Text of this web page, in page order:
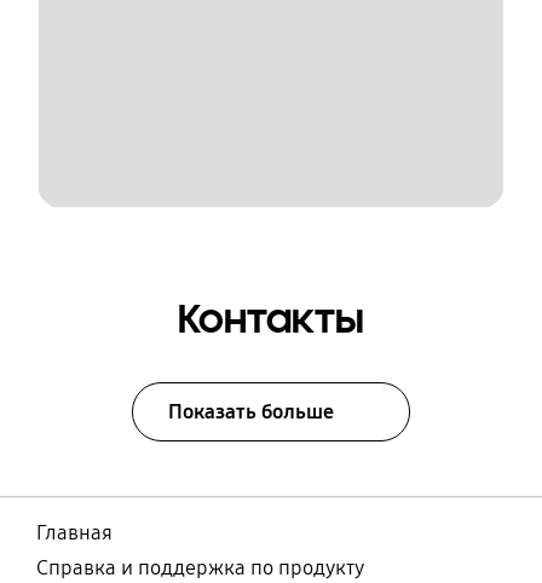
Контакты
Показать больше
Главная
Справка и поддержка по продукту